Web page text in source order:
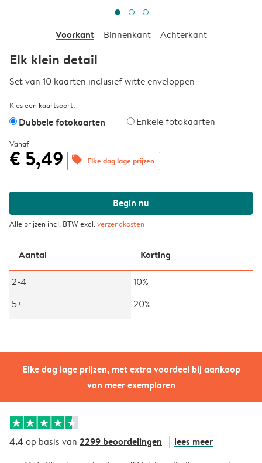
Elke dag lage prijzen, met extra voordeel bij aankoop
van meer exemplaren
Voorkant Binnenkant Achterkant
Elk klein detail
Set van 10 kaarten inclusief witte enveloppen
Kies een kaartsoort:
Dubbele fotokaarten Enkele fotokaarten
Vanaf
€ 5,49 offers Elke dag lage prijzen
Begin nu
Alle prijzen incl. BTW excl.verzendkosten
Aantal Korting
2-4
10%
5+
20%
4.4op basis van 2299 beoordelingen lees meer